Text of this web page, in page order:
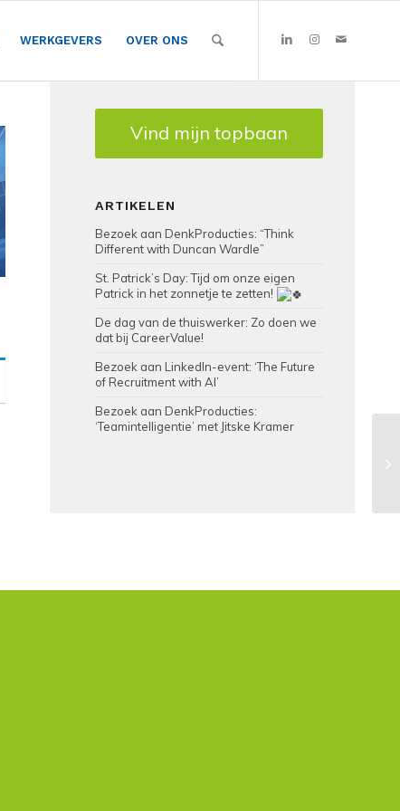
WERKGEVERS OVER ONS
Vind mijn topbaan
ARTIKELEN
Bezoek aan DenkProducties: “Think
Different with Duncan Wardle”
St. Patrick’s Day: Tijd om onze eigen
Patrick in het zonnetje te zetten!
De dag van de thuiswerker: Zo doen we
dat bij CareerValue!
Bezoek aan LinkedIn-event: ‘The Future
of Recruitment with AI’
Bezoek aan DenkProducties:
‘Teamintelligentie’ met Jitske Kramer